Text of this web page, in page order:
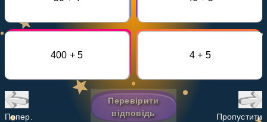
НАВЧАЛЬНИЙ ПЛАН
400 + 5 4 + 5
Попер.
Перевірити
відповідь
Пропустити